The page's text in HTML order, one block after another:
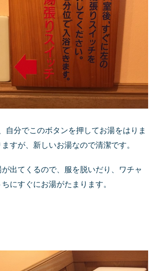
自分でこのボタンを押してお湯をはりま
すが、新しいお湯なので清潔です。
出てくるので、服を脱いだり、ワチャ
にすぐにお湯がたまります。